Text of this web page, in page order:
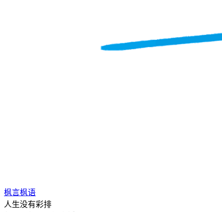
枫言枫语
人生没有彩排